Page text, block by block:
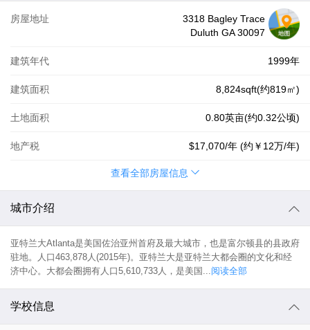
房屋地址
3318 Bagley Trace
Duluth GA 30097
建筑年代 1999年
建筑面积 8,824sqft(约819㎡)
土地面积 0.80英亩(约0.32公顷)
地产税 $17,070/年 (约 ￥12万/年)
查看全部房屋信息
城市介绍
亚特兰大Atlanta是美国佐治亚州首府及最大城市，也是富尔顿县的县政府
驻地。人口463,878人(2015年)。亚特兰大是亚特兰大都会圈的文化和经
济中心。大都会圈拥有人口5,610,733人，是美国...阅读全部
学校信息